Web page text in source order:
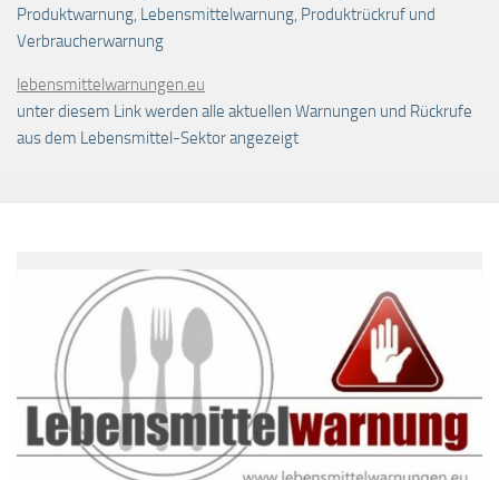
Produktwarnung, Lebensmittelwarnung, Produktrückruf und
Verbraucherwarnung
lebensmittelwarnungen.eu
unter diesem Link werden alle aktuellen Warnungen und Rückrufe
aus dem Lebensmittel-Sektor angezeigt